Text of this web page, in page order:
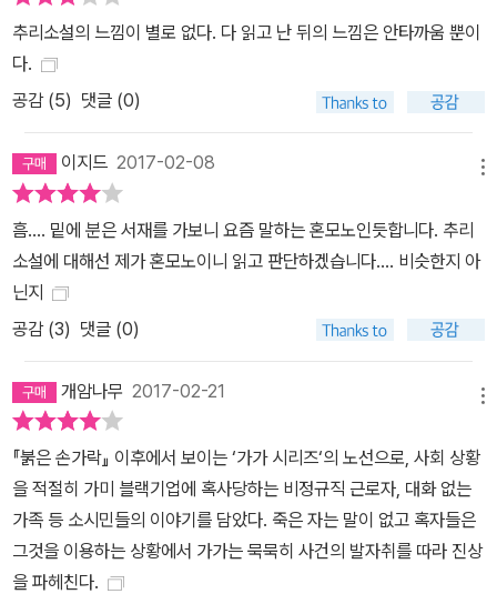
생활은 나아지지 않지만 그럼에도 마음만은 풍요로웠던 이들은 남자
를 낳고 꿋꿋이 살아가겠다고 다짐하자 이렇게 말한다. “세상을 만만
봐 오히려 걱정입니다.” 이렇듯 시리즈 내내 가가 형사는 어려움에 빠
진 사람들을 따뜻한 마음으로 위로한다. 작가 히가시노 게이고는 작
품 곳곳에서 고단하고 팍팍하게 살아가는 일본 서민층에게 무한한 애
정을 표시한다. 그리고 이것이야말로 그를 ‘사회파’ 작가라 부르는 이
유다. 작가는 이밖에도 작품 속에서 핵가족화와 배금주의가 빚어내는
일본 사회의 문제를 지적한다. 하지만 한편으로 작가는 희망의 메시
지를 놓지 않는다. 구조적인 사회 문제 속에서도 개인이 최후까지 지
켜야 할 도덕적 양심을 강조하고, 모든 어려움을 꿋꿋이 극복하고 미
래를 향해 한 발 두 발 나아가는 보통사람들에게 ‘간바레’(힘내라)를
외친다. 언젠가 날 수 있는 날을 꿈꾸며 희망을 갖자고 이야기한다.
추리소설의 느낌이 별로 없다. 다 읽고 난 뒤의 느낌은 안타까움 뿐이
다.
공감 (5) 댓글 (0)
이지드 2017-02-08
흠.... 밑에 분은 서재를 가보니 요즘 말하는 혼모노인듯합니다. 추리
소설에 대해선 제가 혼모노이니 읽고 판단하겠습니다.... 비슷한지 아
닌지
공감 (3) 댓글 (0)
개암나무 2017-02-21
『붉은 손가락』 이후에서 보이는 ‘가가 시리즈‘의 노선으로, 사회 상황
을 적절히 가미 블랙기업에 혹사당하는 비정규직 근로자, 대화 없는
가족 등 소시민들의 이야기를 담았다. 죽은 자는 말이 없고 혹자들은
그것을 이용하는 상황에서 가가는 묵묵히 사건의 발자취를 따라 진상
을 파헤친다.